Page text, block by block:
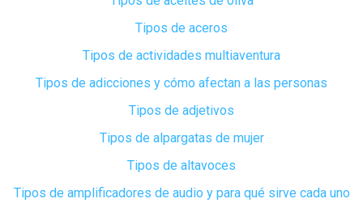
Tipos de aceros
Tipos de actividades multiaventura
Tipos de adicciones y cómo afectan a las personas
Tipos de adjetivos
Tipos de alpargatas de mujer
Tipos de altavoces
Tipos de amplificadores de audio y para qué sirve cada uno